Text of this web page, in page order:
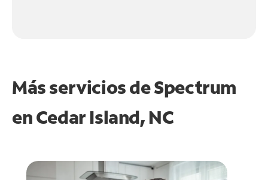
Más servicios de Spectrum
enCedar Island, NC